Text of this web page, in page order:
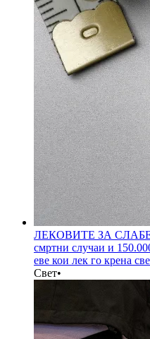
ЛЕКОВИТЕ ЗА
смртни случаи и
еве кои лек го крена
Свет•